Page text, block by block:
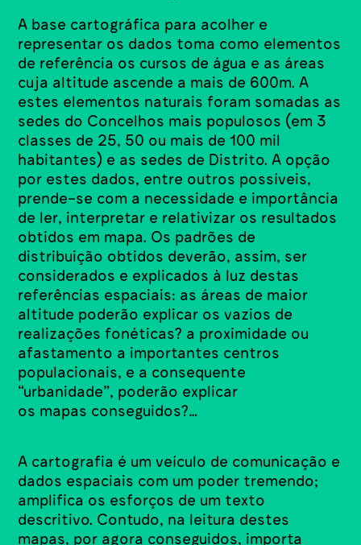
A base cartográfica para acolher e
representar os dados toma como elementos
de referência os cursos de água e as áreas
cuja altitude ascende a mais de 600m. A
estes elementos naturais foram somadas as
sedes do Concelhos mais populosos (em 3
classes de 25, 50 ou mais de 100 mil
habitantes) e as sedes de Distrito. A opção
por estes dados, entre outros possíveis,
prende-se com a necessidade e importância
de ler, interpretar e relativizar os resultados
obtidos em mapa. Os padrões de
distribuição obtidos deverão, assim, ser
considerados e explicados à luz destas
referências espaciais: as áreas de maior
altitude poderão explicar os vazios de
realizações fonéticas? a proximidade ou
afastamento a importantes centros
populacionais, e a consequente
“urbanidade”, poderão explicar
os mapas conseguidos?…
A cartografia é um veículo de comunicação e
dados espaciais com um poder tremendo;
amplifica os esforços de um texto
descritivo. Contudo, na leitura destes
mapas, por agora conseguidos, importa